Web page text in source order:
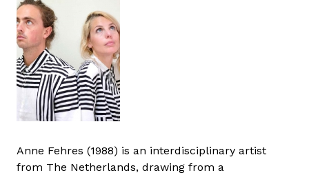
Anne Fehres (1988) is an interdisciplinary artist
from The Netherlands, drawing from a